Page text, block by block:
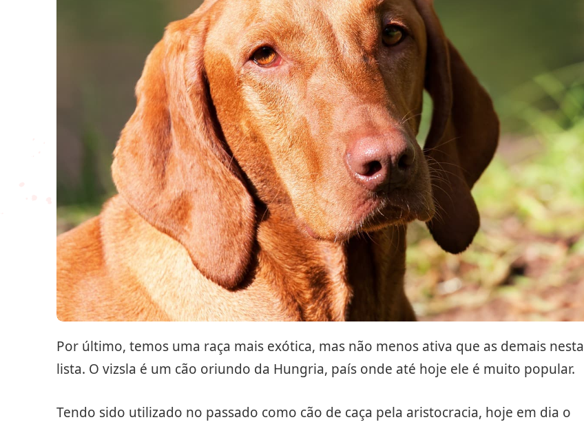
Por último, temos uma raça mais exótica, mas não menos ativa que as demais nesta
lista. O vizsla é um cão oriundo da Hungria, país onde até hoje ele é muito popular.
Tendo sido utilizado no passado como cão de caça pela aristocracia, hoje em dia o